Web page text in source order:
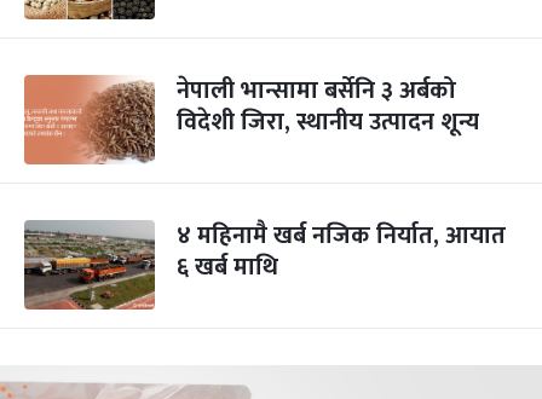
नेपाली भान्सामा बर्सेनि ३ अर्बको
विदेशी जिरा, स्थानीय उत्पादन शून्य
४ महिनामै खर्ब नजिक निर्यात, आयात
६ खर्ब माथि